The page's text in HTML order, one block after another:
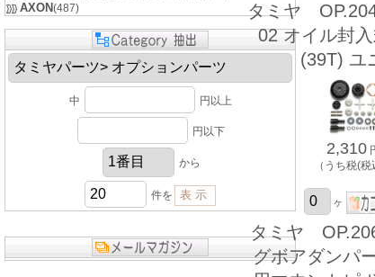
AXON(487)
中 円以上
円以下
から
件を
タミヤ
02 オイル封
(39T) ユ
2,310
（うち税(税
ヶ
タミヤ
グボアダンパ